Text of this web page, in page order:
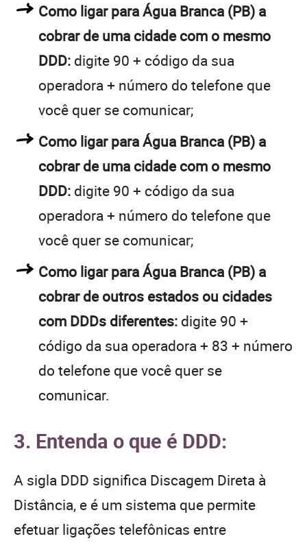
Como ligar para Água Branca (PB) a
cobrar de uma cidade com o mesmo
DDD: digite 90 + código da sua
operadora + número do telefone que
você quer se comunicar;
Como ligar para Água Branca (PB) a
cobrar de uma cidade com o mesmo
DDD: digite 90 + código da sua
operadora + número do telefone que
você quer se comunicar;
Como ligar para Água Branca (PB) a
cobrar de outros estados ou cidades
com DDDs diferentes: digite 90 +
código da sua operadora + 83 + número
do telefone que você quer se
comunicar.
3. Entenda o que é DDD:
A sigla DDD significa Discagem Direta à
Distância, e é um sistema que permite
efetuar ligações telefônicas entre